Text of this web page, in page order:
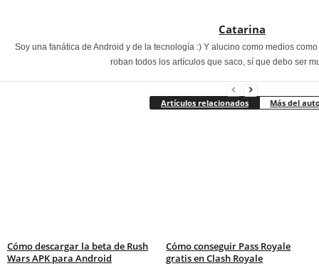
Catarina
Soy una fanática de Android y de la tecnología :) Y alucino como medios
roban todos los artículos que saco, sí que debo ser
Artículos relacionados Más del
Cómo descargar la beta de Rush
Wars APK para Android
Cómo conseguir Pass Royale
gratis en Clash Royale